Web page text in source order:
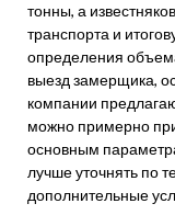
тонны, а
транспорта и
определения
выезд замерщика,
компании
можно примерно
основным
лучше уточнять по
дополнительные